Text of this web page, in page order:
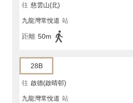
往 慈雲山(北)
九龍灣常悅道 站
距離 50m
28B
往 啟德(啟晴邨)
九龍灣常悅道 站